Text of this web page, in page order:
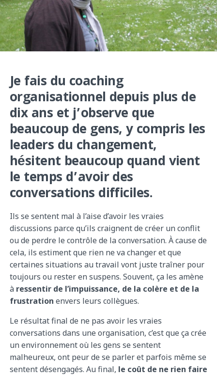
Je fais du coaching
organisationnel depuis plus de
dix ans et j’observe que
beaucoup de gens, y compris les
leaders du changement,
hésitent beaucoup quand vient
le temps d’avoir des
conversations difficiles.
Ils se sentent mal à l’aise d’avoir les vraies
discussions parce qu’ils craignent de créer un conflit
ou de perdre le contrôle de la conversation. À cause de
cela, ils estiment que rien ne va changer et que
certaines situations au travail vont juste traîner pour
toujours ou rester en suspens. Souvent, ça les amène
à ressentir de l’impuissance, de la colère et de la
frustration envers leurs collègues.
Le résultat final de ne pas avoir les vraies
conversations dans une organisation, c’est que ça crée
un environnement où les gens se sentent
malheureux, ont peur de se parler et parfois même se
sentent désengagés. Au final, le coût de ne rien faire